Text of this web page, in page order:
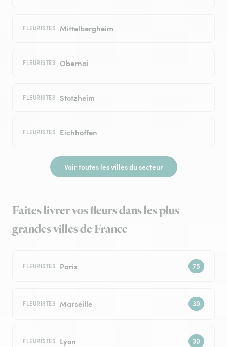
FLEURISTES Mittelbergheim
FLEURISTES Obernai
FLEURISTES Stotzheim
FLEURISTES Eichhoffen
Voir toutes les villes du secteur
Faites livrer vos fleurs dans les plus
grandes villes de France
FLEURISTES Paris
FLEURISTES Marseille
FLEURISTES Lyon